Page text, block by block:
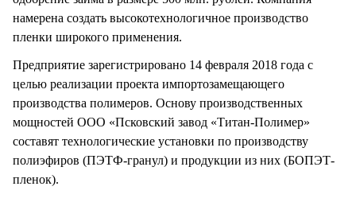
намерена создать высокотехнологичное производство
пленки широкого применения.
Предприятие зарегистрировано 14 февраля 2018 года с
целью реализации проекта импортозамещающего
производства полимеров. Основу производственных
мощностей ООО «Псковский завод «Титан-Полимер»
составят технологические установки по производству
полиэфиров (ПЭТФ-гранул) и продукции из них (БОПЭТ-
пленок).